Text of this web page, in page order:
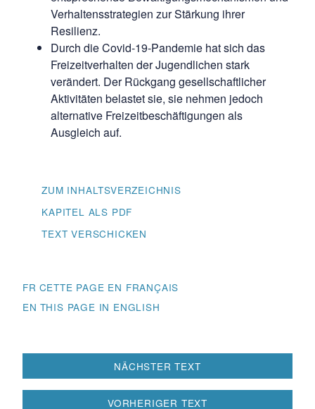
Verhaltensstrategien zur Stärkung ihrer
Resilienz.
Durch die Covid-19-Pandemie hat sich das
Freizeitverhalten der Jugendlichen stark
verändert. Der Rückgang gesellschaftlicher
Aktivitäten belastet sie, sie nehmen jedoch
alternative Freizeitbeschäftigungen als
Ausgleich auf.
ZUM INHALTSVERZEICHNIS
KAPITEL ALS PDF
TEXT VERSCHICKEN
FR
EN
Beitragsnavigation
NÄCHSTER TEXT
VORHERIGER TEXT